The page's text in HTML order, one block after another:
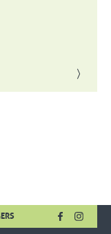
FACEBOOK
, OUVRE
,